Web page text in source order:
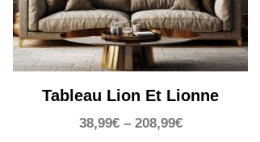
Tableau Lion Et Lionne
38,99€– 208,99€